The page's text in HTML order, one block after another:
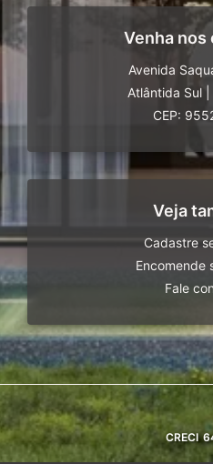
Venha nos
Avenida
Atlântida Sul
CEP:
Veja
Cadastre
Encomende
Fale
CRECI